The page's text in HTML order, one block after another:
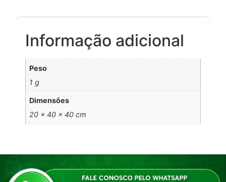
Informação adicional
Peso
1 g
Dimensões
20 × 40 × 40 cm